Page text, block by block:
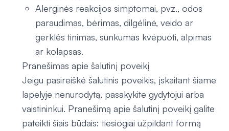
Alerginės reakcijos simptomai, pvz., odos
paraudimas, bėrimas, dilgėlinė, veido ar
gerklės tinimas, sunkumas kvėpuoti, alpimas
ar kolapsas.
Pranešimas apie šalutinį poveikį
Jeigu pasireiškė šalutinis poveikis, įskaitant šiame
lapelyje nenurodytą, pasakykite gydytojui arba
vaistininkui. Pranešimą apie šalutinį poveikį galite
pateikti šiais būdais: tiesiogiai užpildant formą